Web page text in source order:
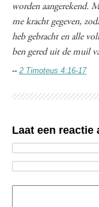
worden aangerekend.
me kracht gegeven,
heb gebracht en alle
ben gered uit de muil
-- 2 Timoteus 4:16-17
Laat een reactie